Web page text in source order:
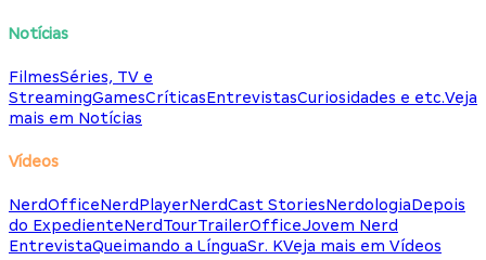
Notícias
FilmesSéries, TV e
StreamingGamesCríticasEntrevistasCuriosidades e etc.Veja
mais em Notícias
Vídeos
NerdOfficeNerdPlayerNerdCast StoriesNerdologiaDepois
do ExpedienteNerdTourTrailerOfficeJovem Nerd
EntrevistaQueimando a LínguaSr. KVeja mais em Vídeos